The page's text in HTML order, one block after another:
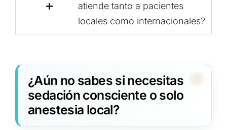
atiende tanto a pacientes
locales como internacionales?
¿Aún no sabes si necesitas
sedación consciente o solo
anestesia local?